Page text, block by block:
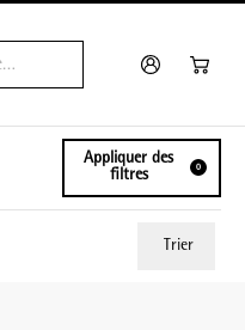
Appliquer des
filtres
0
Trier